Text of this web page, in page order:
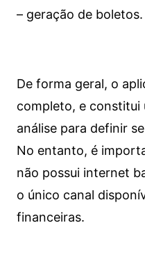
– geração de boletos.
De forma geral, o
completo, e constitui
análise para definir
No entanto, é
não possui internet
o único canal
financeiras.